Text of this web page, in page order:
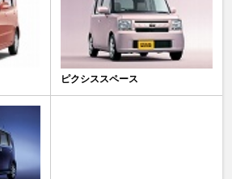
ピクシススペース